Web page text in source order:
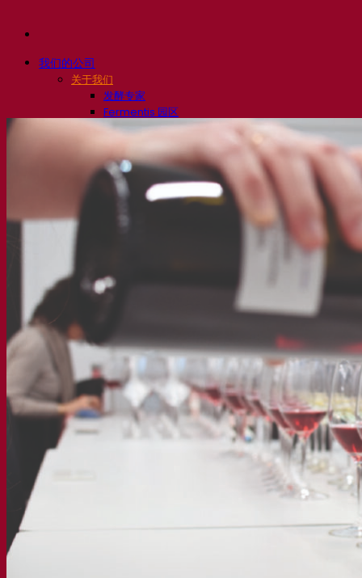
我们的公司
关于我们
发酵专家
Fermentis 园区
充满热情的团队
支持创造力
Lesaffre集团
研究与开发
产品特性
我们的品牌
Fermentis 学院
其他服务
发酵解决方案
啤酒
活性干酵母啤酒
细菌
发酵助剂啤酒
啤酒功能性产品
啤酒风格